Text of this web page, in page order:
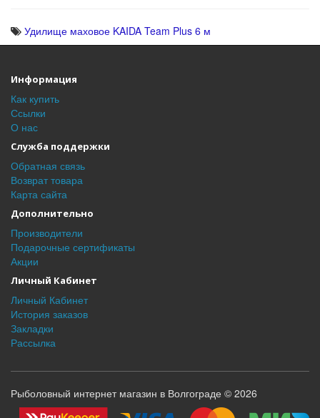
Удилище маховое KAIDA Team Plus 6 м
Информация
Как купить
Ссылки
О нас
Служба поддержки
Обратная связь
Возврат товара
Карта сайта
Дополнительно
Производители
Подарочные сертификаты
Акции
Личный Кабинет
Личный Кабинет
История заказов
Закладки
Рассылка
Рыболовный интернет магазин в Волгограде © 2026